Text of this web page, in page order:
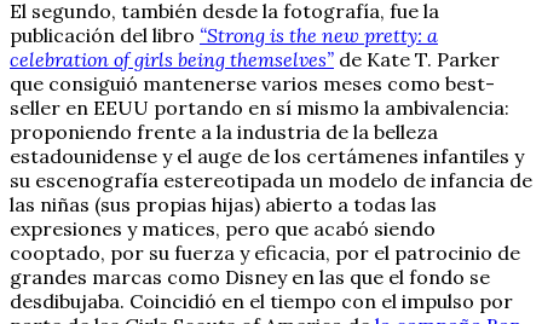
El segundo, también desde la fotografía, fue la
publicación del libro “Strong is the new pretty: a
celebration of girls being themselves” de Kate T. Parker
que consiguió mantenerse varios meses como best-
seller en EEUU portando en sí mismo la ambivalencia:
proponiendo frente a la industria de la belleza
estadounidense y el auge de los certámenes infantiles y
su escenografía estereotipada un modelo de infancia de
las niñas (sus propias hijas) abierto a todas las
expresiones y matices, pero que acabó siendo
cooptado, por su fuerza y eficacia, por el patrocinio de
grandes marcas como Disney en las que el fondo se
desdibujaba. Coincidió en el tiempo con el impulso por